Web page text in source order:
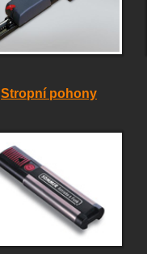
Stropní pohony